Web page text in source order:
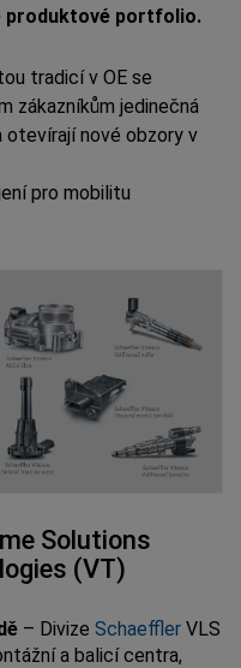
produktové portfolio.
tradicí v OE se
zákazníkům jedinečná
otevírají nové obzory v
pro mobilitu
Solutions
(VT)
– Divize Schaeffler VLS
a balicí centra,